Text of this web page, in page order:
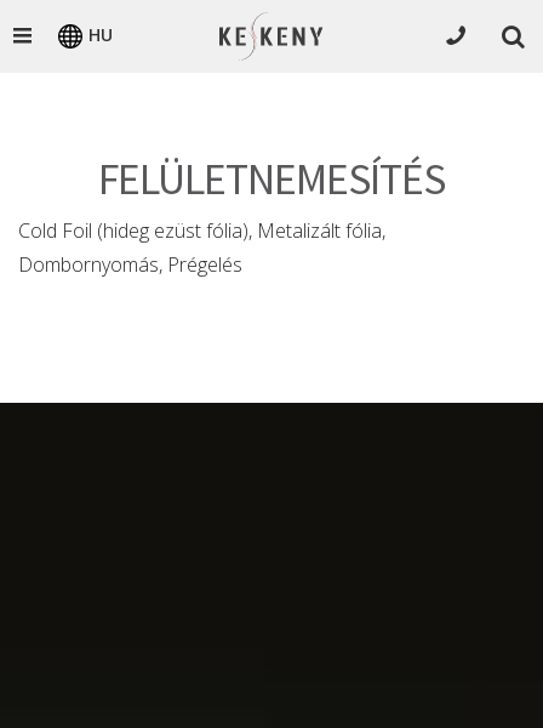
HU
FELÜLETNEMESÍTÉS
Cold Foil (hideg ezüst fólia), Metalizált fólia,
Dombornyomás, Prégelés